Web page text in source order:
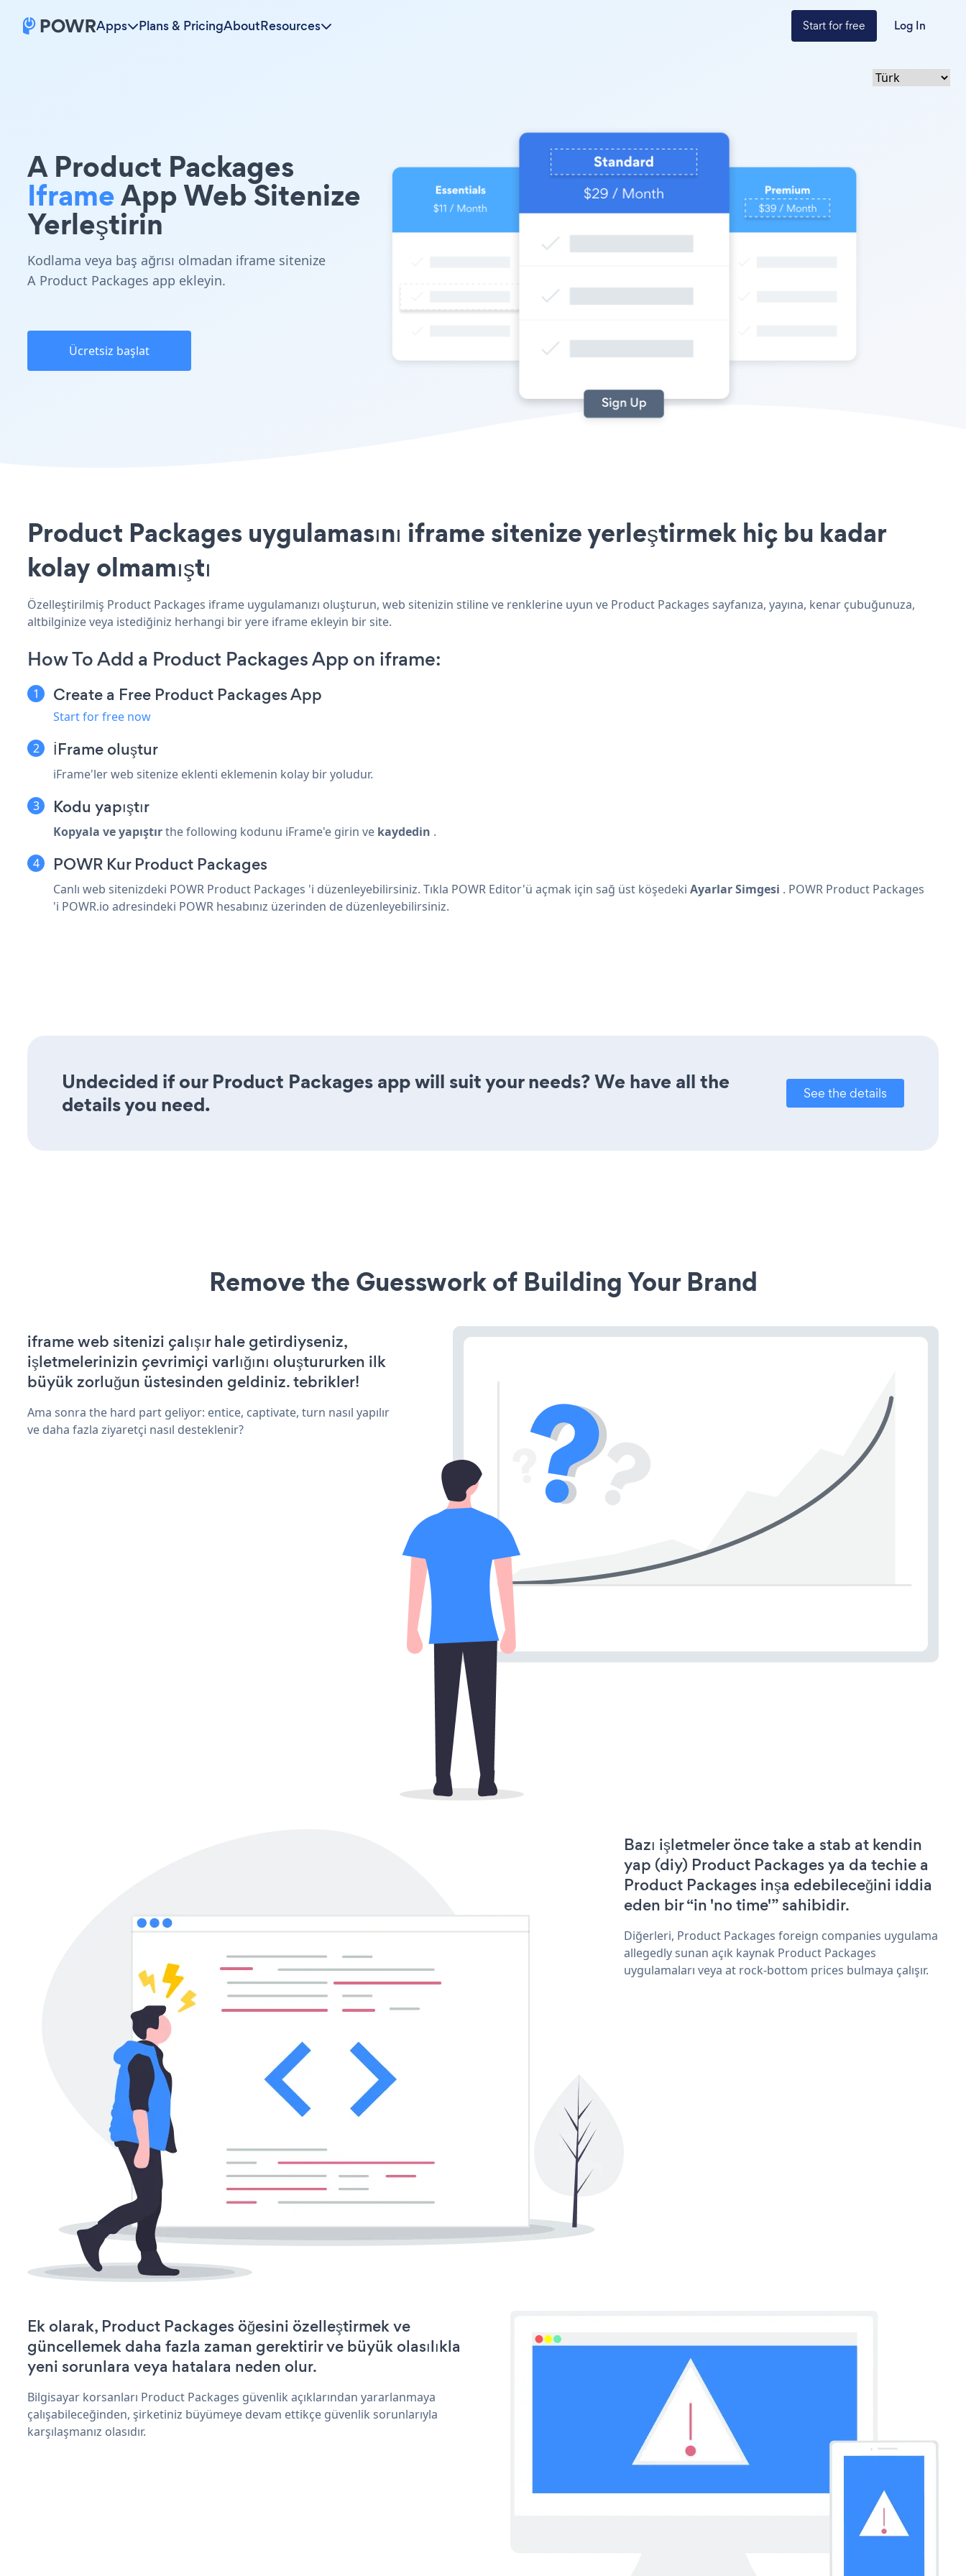
Apps Plans & PricingAboutResources Start for free Log In
A Product Packages
IframeApp Web Sitenize
Yerleştirin
Kodlama veya baş ağrısı olmadan iframe sitenize
A Product Packages app ekleyin.
Ücretsiz başlat
Product Packages uygulamasını iframe sitenize yerleştirmek hiç bu kadar
kolay olmamıştı
Özelleştirilmiş Product Packages iframe uygulamanızı oluşturun, web sitenizin stiline ve renklerine uyun ve Product Packages sayfanıza, yayına, kenar çubuğunuza,
altbilginize veya istediğiniz herhangi bir yere iframe ekleyin bir site.
How To Add a Product Packages App on iframe:
Create a Free Product Packages App
Start for free now
İFrame oluştur
iFrame'ler web sitenize eklenti eklemenin kolay bir yoludur.
Kodu yapıştır
Kopyala ve yapıştırthe following kodunu iFrame'e girin ve kaydedin .
POWR Kur Product Packages
Canlı web sitenizdeki POWR Product Packages 'i düzenleyebilirsiniz. Tıkla POWR Editor'ü açmak için sağ üst köşedeki Ayarlar Simgesi . POWR Product Packages
'i POWR.io adresindeki POWR hesabınız üzerinden de düzenleyebilirsiniz.
Undecided if our Product Packages app will suit your needs? We have all the
details you need.
See the details
Remove the Guesswork of Building Your Brand
iframe web sitenizi çalışır hale getirdiyseniz,
işletmelerinizin çevrimiçi varlığını oluştururken ilk
büyük zorluğun üstesinden geldiniz. tebrikler!
Ama sonra the hard part geliyor: entice, captivate, turn nasıl yapılır
ve daha fazla ziyaretçi nasıl desteklenir?
Bazı işletmeler önce take a stab at kendin
yap (diy) Product Packages ya da techie a
Product Packages inşa edebileceğini iddia
eden bir “in 'no time'” sahibidir.
Diğerleri, Product Packages foreign companies uygulama
allegedly sunan açık kaynak Product Packages
uygulamaları veya at rock-bottom prices bulmaya çalışır.
Ek olarak, Product Packages öğesini özelleştirmek ve
güncellemek daha fazla zaman gerektirir ve büyük olasılıkla
yeni sorunlara veya hatalara neden olur.
Bilgisayar korsanları Product Packages güvenlik açıklarından yararlanmaya
çalışabileceğinden, şirketiniz büyümeye devam ettikçe güvenlik sorunlarıyla
karşılaşmanız olasıdır.